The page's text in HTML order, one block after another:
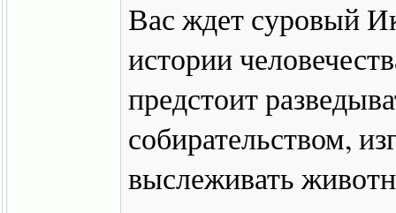
Вас ждет суровый
истории
предстоит
собирательством,
выслеживать